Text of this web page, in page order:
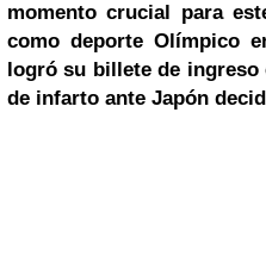
momento crucial para
como deporte Olímpico
logró su billete de
de infarto ante Japón